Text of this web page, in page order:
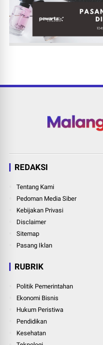
REDAKSI
Tentang Kami
Pedoman Media Siber
Kebijakan Privasi
Disclaimer
Sitemap
Pasang Iklan
RUBRIK
Politik Pemerintahan
Ekonomi Bisnis
Hukum Peristiwa
Pendidikan
Kesehatan